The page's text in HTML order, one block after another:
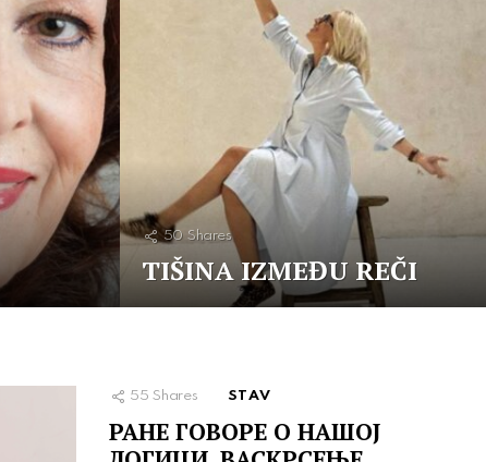
50 Shares
TIŠINA IZMEĐU REČI
55 Shares STAV
РАНЕ ГОВОРЕ О НАШОЈ